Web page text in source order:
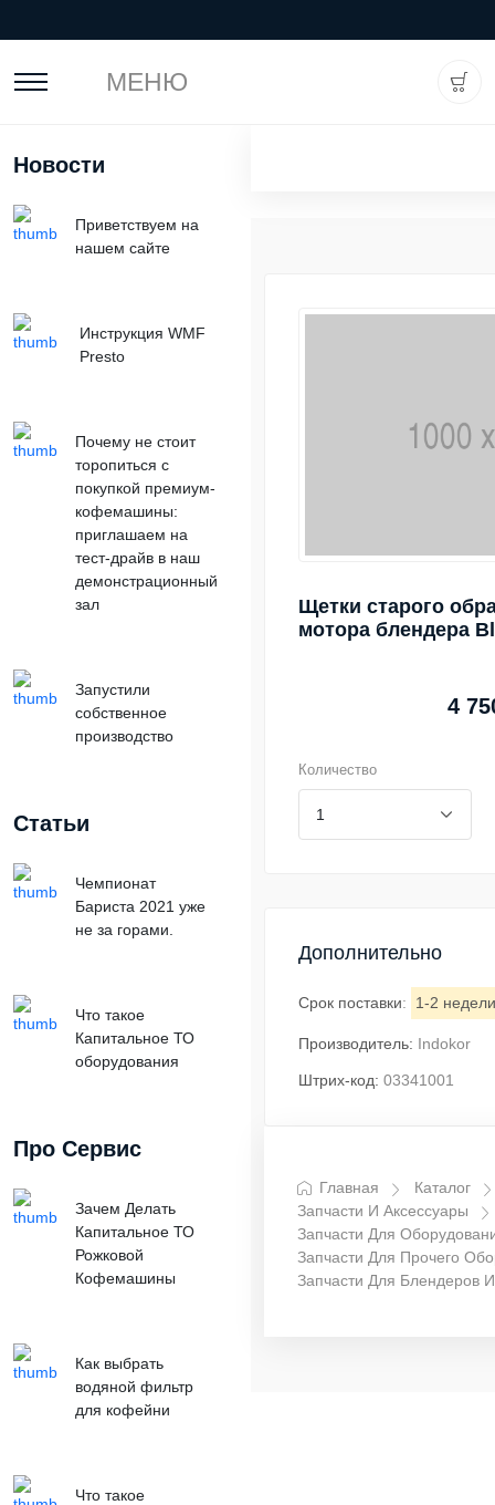
МЕНЮ
Новости
Приветствуем на
нашем сайте
Инструкция WMF
Presto
Почему не стоит
торопиться с
покупкой премиум-
кофемашины:
приглашаем на
тест-драйв в наш
демонстрационный
зал
Запустили
собственное
производство
Статьи
Чемпионат
Бариста 2021 уже
не за горами.
Что такое
Капитальное ТО
оборудования
Про Сервис
Зачем Делать
Капитальное ТО
Рожковой
Кофемашины
Как выбрать
водяной фильтр
для кофейни
Что такое
Щетки старого
мотора блендера
4
Количество
Дополнительно
Срок поставки: 1-2 недели
Производитель: Indokor
Штрих-код: 03341001
Главная
Каталог
Запчасти И Аксессуары
Запчасти Для
Запчасти Для Прочего
Запчасти Для Блендеров